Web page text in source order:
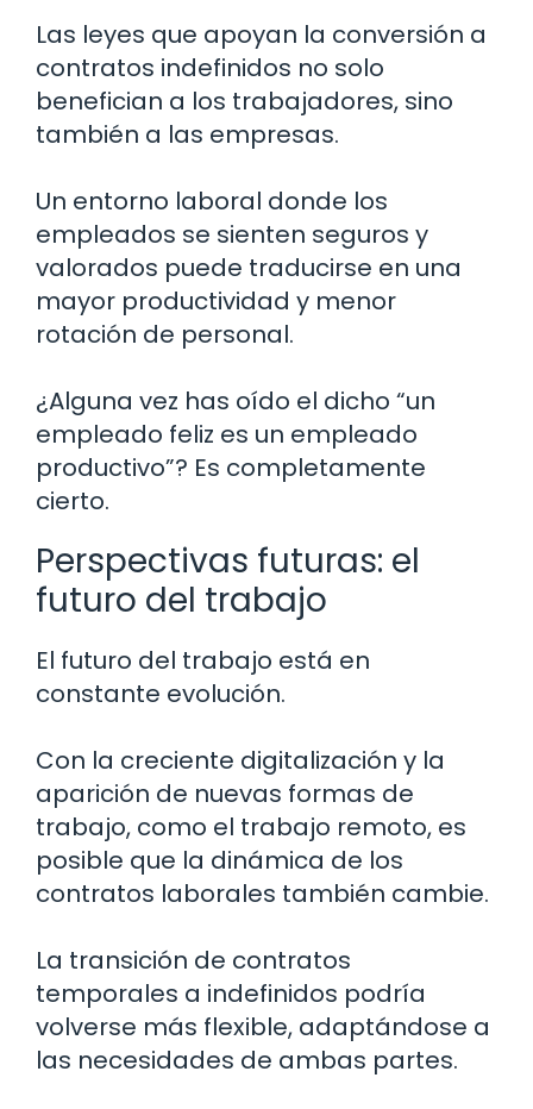
Las leyes que apoyan la conversión a
contratos indefinidos no solo
benefician a los trabajadores, sino
también a las empresas.
Un entorno laboral donde los
empleados se sienten seguros y
valorados puede traducirse en una
mayor productividad y menor
rotación de personal.
¿Alguna vez has oído el dicho “un
empleado feliz es un empleado
productivo”? Es completamente
cierto.
Perspectivas futuras: el
futuro del trabajo
El futuro del trabajo está en
constante evolución.
Con la creciente digitalización y la
aparición de nuevas formas de
trabajo, como el trabajo remoto, es
posible que la dinámica de los
contratos laborales también cambie.
La transición de contratos
temporales a indefinidos podría
volverse más flexible, adaptándose a
las necesidades de ambas partes.